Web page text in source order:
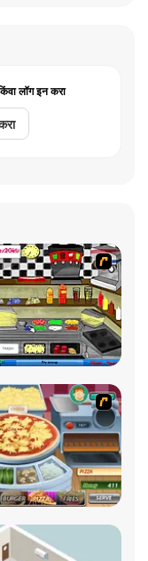
लॉग इन करा